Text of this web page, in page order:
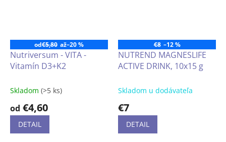
od€5,80 až–20 %
Nutriversum - VITA -
Vitamín D3+K2
Skladom (>5 ks)
od €4,60
DETAIL
€8 –12 %
NUTREND MAGNESLIFE
ACTIVE DRINK, 10x15 g
Skladom u dodávateľa
€7
DETAIL